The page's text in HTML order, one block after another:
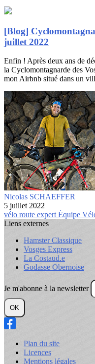
[Blog]
juillet 2022
Enfin ! Après deux ans de
la Cyclomontagnarde des
mon Airbnb situé dans un
Nicolas SCHAEFFER
5 juillet 2022
vélo route expert Équipe
Liens externes
Hamster Classique
Vosges Express
La Costaud.e
Godasse Obernoise
Je m'abonne à la newsletter
OK
Plan du site
Licences
Mentions légales